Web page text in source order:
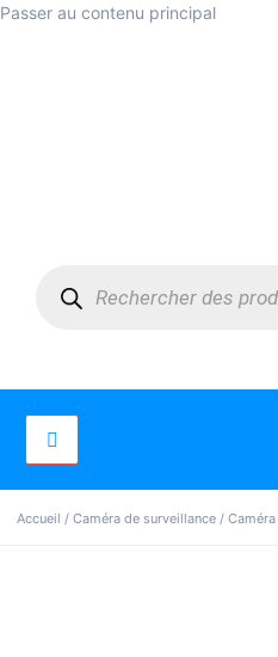
Passer au contenu principal
Accueil / Caméra de surveillance / Caméra